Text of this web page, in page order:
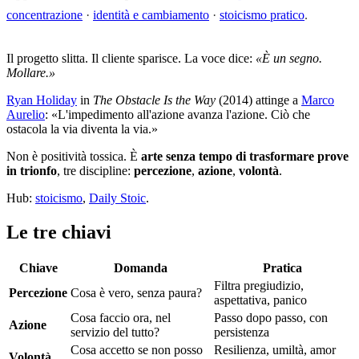
concentrazione · identità e cambiamento · stoicismo pratico.
Il progetto slitta. Il cliente sparisce. La voce dice: «È un segno.
Mollare.»
Ryan Holiday in The Obstacle Is the Way (2014) attinge a Marco
Aurelio: «L'impedimento all'azione avanza l'azione. Ciò che
ostacola la via diventa la via.»
Non è positività tossica. È arte senza tempo di trasformare prove
in trionfo, tre discipline: percezione, azione, volontà.
Hub: stoicismo, Daily Stoic.
Le tre chiavi
Chiave Domanda
Pratica
Percezione Cosa è vero, senza paura?
Filtra pregiudizio,
aspettativa, panico
Azione
Cosa faccio ora, nel
servizio del tutto?
Passo dopo passo, con
persistenza
Cosa accetto se non posso
Resilienza, umiltà, amor